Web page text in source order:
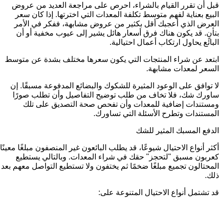
قبل أن تقرر القيام بالشراء، احرص على مراجعة العديد من عروض
البيع بعناية لفهم متوسط تكلفة المعدات التي اخترتها. إذا كان سعر
العرض الذي أعجبك أقل بكثير من عروض مشابهة، ففكر في الأمر
بتأنٍ. قد يكون هناك فرق أسعار هائل يشير إلى عيوب مخفية أو أن
البائع يحاول ارتكاب أعمال احتيالية.
ابتعد عن شراء المنتجات التي يكون سعرها مختلف بشدة عن متوسط
السعر لمعدات مشابهة.
لا توافق على الوعود المثيرة للشكوك والبضائع المدفوعة مسبقًا. إن
ساورك شك، فلا تخاف من طلب توضيح التفاصيل وأن تطلب صورًا
ومستندات إضافية للمعدات وأن تفحص صحة التصديق على تلك
المستندات وتطرح الأسئلة التي تساورك.
الدفع المسبك المثير للشك
أكثر أنواع الاحتيال شيوعًا، قد يطلب البائعون غير المنصفون مبلغًا معينًا
كعربون مسبق "لتحجز" حقك في شراء المعدات. وبالتالي يستطيع
المحتالون تجميع مبلغًا ضخمًا ثم يختفون ولا تستطيع التواصل معهم بعد
ذلك.
قد تشتمل أنواع الاحتيال المتنوعة على: